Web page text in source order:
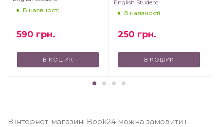
В наявності
590 грн.
В КОШИК
English Student
В наявності
250 грн.
В КОШИК
В інтернет-магазині Book24 можна замовити і